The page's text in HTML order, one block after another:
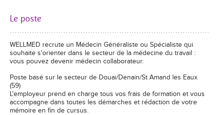
Le poste
WELLMED recrute un Médecin Généraliste ou Spécialiste qui
souhaite s'orienter dans le secteur de la médecine du travail :
vous pouvez devenir médecin collaborateur.
Poste basé sur le secteur de Douai/Denain/St Amand les Eaux
(59)
L'employeur prend en charge tous vos frais de formation et vous
accompagne dans toutes les démarches et rédaction de votre
mémoire en fin de cursus.